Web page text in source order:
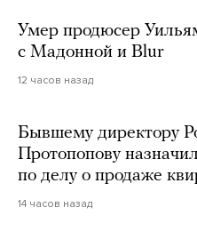
Умер продюсер
с Мадонной и Blur
12 часов назад
Бывшему директору
Протопопову
по делу о продаже
14 часов назад